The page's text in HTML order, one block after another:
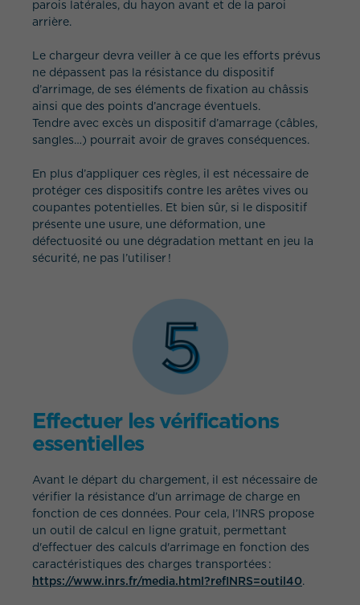
parois latérales, du hayon avant et de la paroi
arrière.
Le chargeur devra veiller à ce que les efforts prévus
ne dépassent pas la résistance du dispositif
d’arrimage, de ses éléments de fixation au châssis
ainsi que des points d’ancrage éventuels.
Tendre avec excès un dispositif d’amarrage (câbles,
sangles…) pourrait avoir de graves conséquences.
En plus d’appliquer ces règles, il est nécessaire de
protéger ces dispositifs contre les arêtes vives ou
coupantes potentielles. Et bien sûr, si le dispositif
présente une usure, une déformation, une
défectuosité ou une dégradation mettant en jeu la
sécurité, ne pas l’utiliser !
Effectuer les vérifications
essentielles
Avant le départ du chargement, il est nécessaire de
vérifier la résistance d’un arrimage de charge en
fonction de ces données. Pour cela, l’INRS propose
un outil de calcul en ligne gratuit, permettant
d'effectuer des calculs d'arrimage en fonction des
caractéristiques des charges transportées :
https://www.inrs.fr/media.html?refINRS=outil40.